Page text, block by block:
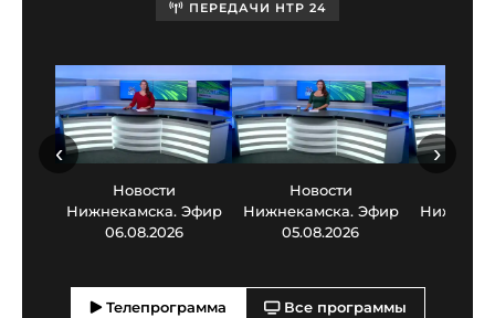
ПЕРЕДАЧИ НТР 24
Новости
Нижнекамска. Эфир
06.08.2026
Новости
Нижнекамска. Эфир
05.08.2026
‹ ›
Телепрограмма Все программы